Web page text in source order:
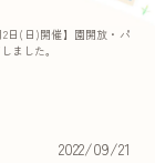
2日(日)開催】園開放・パ
ました。
2022/09/21